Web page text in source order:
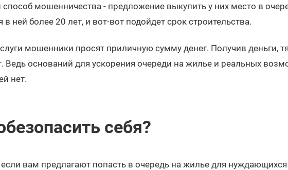
мошенничества - предложение выкупить у них место в
в ней более 20 лет, и вот-вот подойдет срок строительства.
мошенники просят приличную сумму денег. Получив деньги,
Ведь оснований для ускорения очереди на жилье и реальных
нет.
себя?
если вам предлагают попасть в очередь на жилье для